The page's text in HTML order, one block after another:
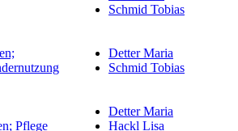
Schmid Tobias
Detter Maria
Schmid Tobias
Pflege
Detter Maria
Hackl Lisa